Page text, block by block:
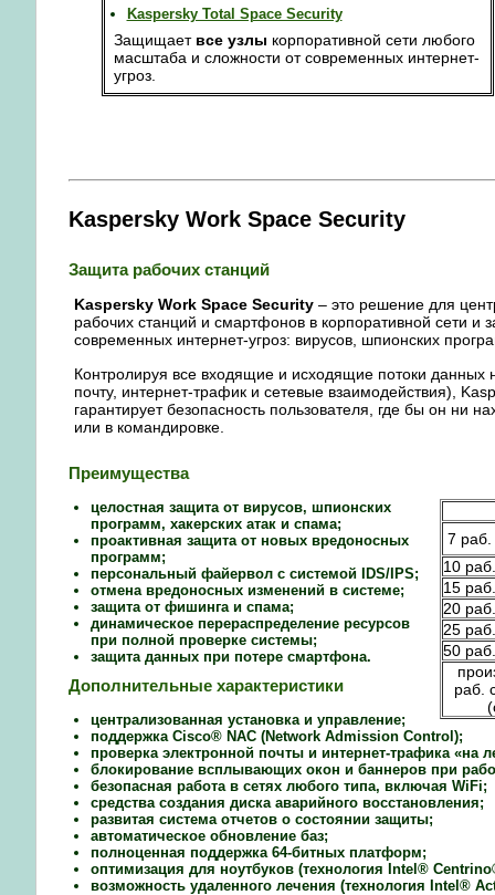
Kaspersky Total Space Security
Защищает все узлы корпоративной сети любого
масштаба и сложности от современных интернет-
угроз.
Kaspersky Work Space Security
Защита рабочих станций
Kaspersky Work Space Security– это решение для
рабочих станций и смартфонов в корпоративной сети и
современных интернет-угроз: вирусов, шпионских
Контролируя все входящие и исходящие потоки данных
почту, интернет-трафик и сетевые взаимодействия),
гарантирует безопасность пользователя, где бы он ни
или в командировке.
Преимущества
7
10
15
20
25
50
раб.
целостная защита от вирусов, шпионских
программ, хакерских атак и спама;
проактивная защита от новых вредоносных
программ;
персональный файервол с системой IDS/IPS;
отмена вредоносных изменений в системе;
защита от фишинга и спама;
динамическое перераспределение ресурсов
при полной проверке системы;
защита данных при потере смартфона.
Дополнительные характеристики
централизованная установка и управление;
поддержка Cisco® NAC (Network Admission Control);
проверка электронной почты и интернет-трафика «на
блокирование всплывающих окон и баннеров при
безопасная работа в сетях любого типа, включая WiFi;
средства создания диска аварийного восстановления;
развитая система отчетов о состоянии защиты;
автоматическое обновление баз;
полноценная поддержка 64-битных платформ;
оптимизация для ноутбуков (технология Intel®
возможность удаленного лечения (технология Intel®